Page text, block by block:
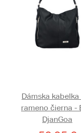
Dámska kabelka
rameno čierna -
DjanGoa